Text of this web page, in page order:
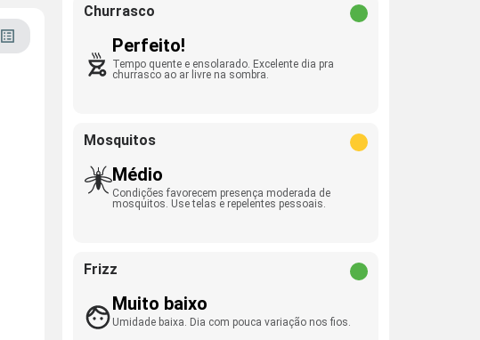
Churrasco
Perfeito!
Tempo quente e ensolarado. Excelente dia pra
churrasco ao ar livre na sombra.
Mosquitos
Médio
Condições favorecem presença moderada de
mosquitos. Use telas e repelentes pessoais.
Frizz
Muito baixo
Umidade baixa. Dia com pouca variação nos fios.